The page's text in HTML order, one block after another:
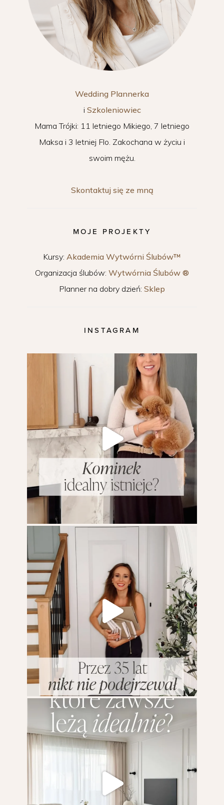
Wedding Plannerka
i Szkoleniowiec
Mama Trójki: 11 letniego Mikiego, 7 letniego
Maksa i 3 letniej Flo. Zakochana w życiu i
swoim mężu.
Skontaktuj się ze mną
MOJE PROJEKTY
Kursy: Akademia Wytwórni Ślubów™
Organizacja ślubów: Wytwórnia Ślubów ®
Planner na dobry dzień: Sklep
INSTAGRAM